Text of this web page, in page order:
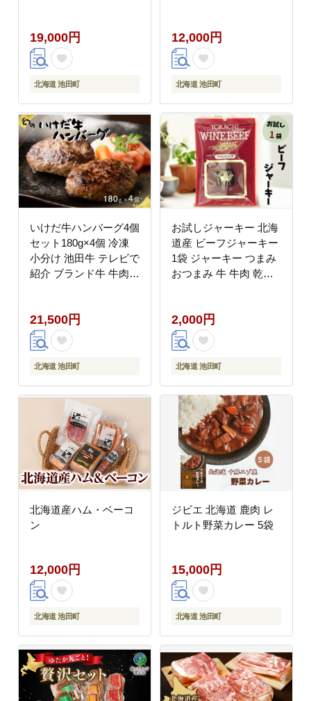
バーグ 国産 黒豚 シャ
ブシャブ
19,000円
北海道 池田町
12,000円
北海道 池田町
いけだ牛ハンバーグ4個
セット180g×4個 冷凍
小分け 池田牛 テレビで
紹介 ブランド牛 牛肉
21,500円
北海道 池田町
お試しジャーキー 北海
道産 ビーフジャーキー
1袋 ジャーキー つまみ
おつまみ 牛 牛肉 乾き
2,000円
北海道 池田町
北海道産ハム・ベーコ
ン
12,000円
北海道 池田町
ジビエ 北海道 鹿肉 レ
トルト野菜カレー 5袋
15,000円
北海道 池田町